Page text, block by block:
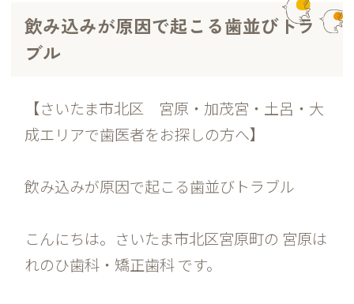
飲み込みが原因で起こる歯並びトラ
ブル
【さいたま市北区 宮原・加茂宮・土呂・大
成エリアで歯医者をお探しの方へ】
飲み込みが原因で起こる歯並びトラブル
こんにちは。さいたま市北区宮原町の 宮原は
れのひ歯科・矯正歯科 です。